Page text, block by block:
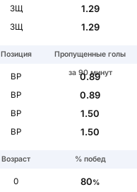
ЗЩ
1.29
ЗЩ 1.29
Позиция
Пропущенные голы
за 90 минут
ВР
0.89
ВР
0.89
ВР
1.50
ВР 1.50
Возраст % побед
0 80%